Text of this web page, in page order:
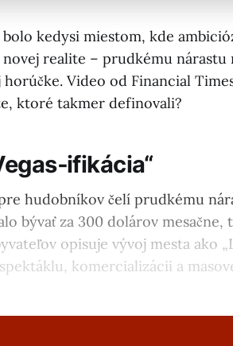
bolo kedysi miestom, kde
novej realite – prudkému
Video od Financial
ktoré takmer definovali?
hudobníkov čelí prudkému
bývať za 300 dolárov mesačne,
opisuje vývoj mesta ako
komercializácii a